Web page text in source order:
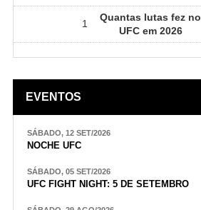
1
Quantas lutas fez no
UFC em 2026
EVENTOS
SÁBADO, 12 SET/2026
NOCHE UFC
SÁBADO, 05 SET/2026
UFC FIGHT NIGHT: 5 DE SETEMBRO